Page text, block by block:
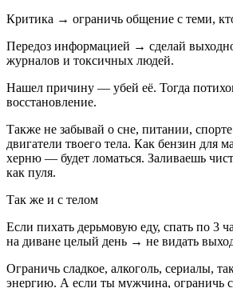
Критика → ограничь общение с теми,
Передоз информацией → сделай
журналов и токсичных людей.
Нашел причину — убей её. Тогда
восстановление.
Также не забывай о сне, питании,
двигатели твоего тела. Как бензин для
херню — будет ломаться. Заливаешь
как пуля.
Так же и с телом
Если пихать дерьмовую еду, спать по 3
на диване целый день → не видать
Ограничь сладкое, алкоголь, сериалы,
энергию. А если ты мужчина, ограничь